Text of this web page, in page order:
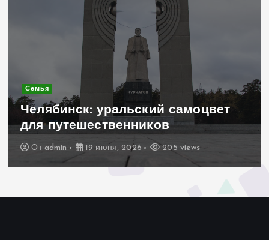
Современное строительство
Керамогранит «под дерево»:
стильное и практичное решение
для дачного домика
Отadmin 19 июня, 2026 196 views